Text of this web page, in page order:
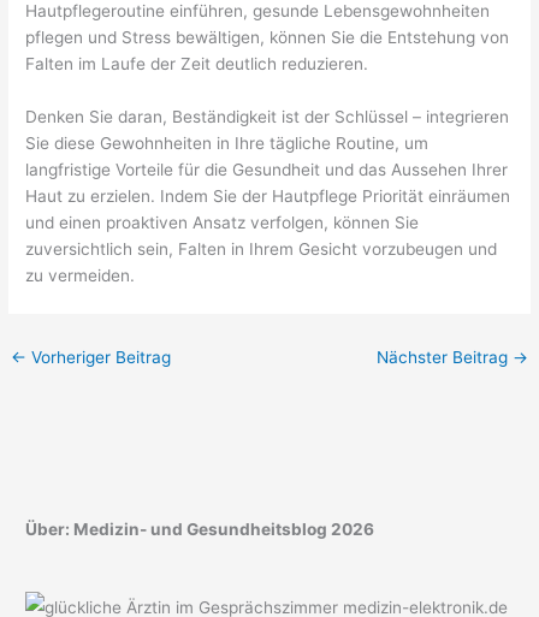
Hautpflegeroutine einführen, gesunde Lebensgewohnheiten
pflegen und Stress bewältigen, können Sie die Entstehung von
Falten im Laufe der Zeit deutlich reduzieren.
Denken Sie daran, Beständigkeit ist der Schlüssel – integrieren
Sie diese Gewohnheiten in Ihre tägliche Routine, um
langfristige Vorteile für die Gesundheit und das Aussehen Ihrer
Haut zu erzielen. Indem Sie der Hautpflege Priorität einräumen
und einen proaktiven Ansatz verfolgen, können Sie
zuversichtlich sein, Falten in Ihrem Gesicht vorzubeugen und
zu vermeiden.
← Vorheriger Beitrag Nächster Beitrag →
Über: Medizin- und Gesundheitsblog 2026